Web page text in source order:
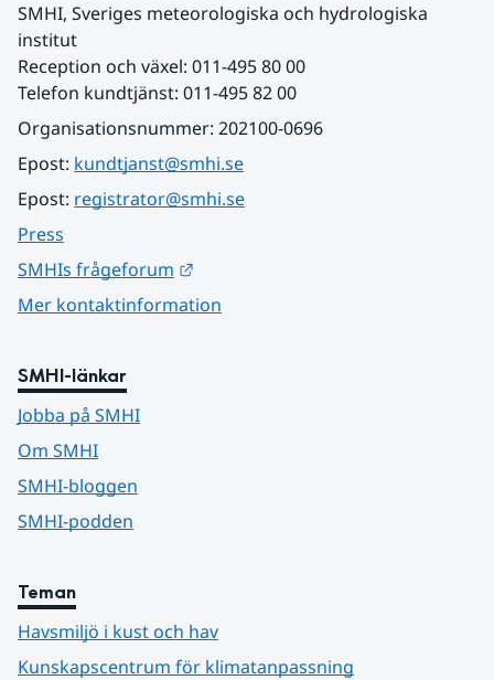
SMHI, Sveriges meteorologiska och hydrologiska
institut
Reception och växel: 011-495 80 00
Telefon kundtjänst: 011-495 82 00
Organisationsnummer: 202100-0696
Epost: kundtjanst@smhi.se
Epost: registrator@smhi.se
Press
SMHIs frågeforum
Mer kontaktinformation
SMHI-länkar
Jobba på SMHI
Om SMHI
SMHI-bloggen
SMHI-podden
Teman
Havsmiljö i kust och hav
Kunskapscentrum för klimatanpassning